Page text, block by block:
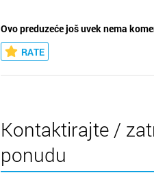
Ovo preduzeće još uvek nema
RATE
Kontaktirajte /
ponudu